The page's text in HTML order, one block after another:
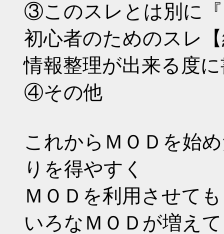
③このスレとは別に
初心者のためのスレ
情報整理が出来る度
④その他
これからＭＯＤを始
りを得やすく
ＭＯＤを利用させて
いろなＭＯＤが増え